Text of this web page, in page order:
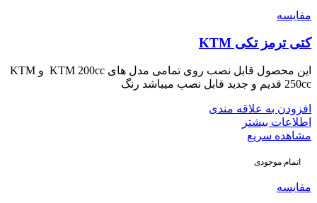
مقایسه
کتی ترمز تکی KTM
این محصول قابل نصب روی تمامی مدل های KTM 200cc و KTM
250cc قدیم و جدید قابل نصب میباشد رنگ
افزودن به علاقه مندی
اطلاعات بیشتر
مشاهده سریع
اتمام موجودی
مقایسه